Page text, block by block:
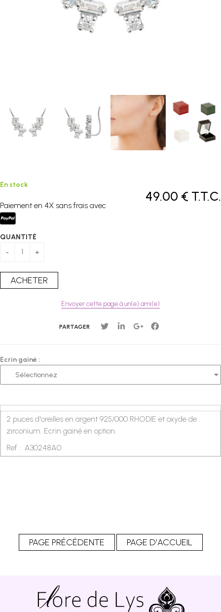
49.00 € T.T.C.
En stock
Paiement en 4X sans frais avec
QUANTITÉ
Envoyer cette page à un(e) ami(e)
PARTAGER
Ecrin gainé :
2 puces d'oreilles en argent 925/000 RHODIE et oxyde de
zirconium. Ecrin gainé en option.
Ref : A30248A0